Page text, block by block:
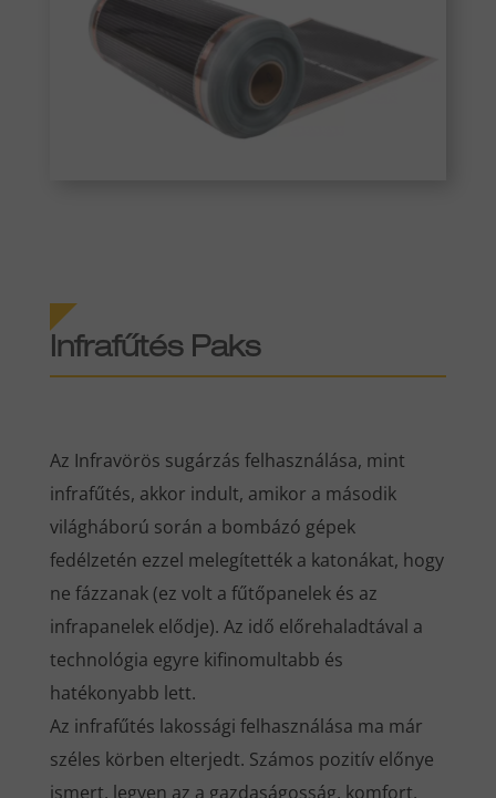
Infrafűtés Paks
Az Infravörös sugárzás felhasználása, mint
infrafűtés, akkor indult, amikor a második
világháború során a bombázó gépek
fedélzetén ezzel melegítették a katonákat, hogy
ne fázzanak (ez volt a fűtőpanelek és az
infrapanelek elődje). Az idő előrehaladtával a
technológia egyre kifinomultabb és
hatékonyabb lett.
Az infrafűtés lakossági felhasználása ma már
széles körben elterjedt. Számos pozitív előnye
ismert, legyen az a gazdaságosság, komfort,